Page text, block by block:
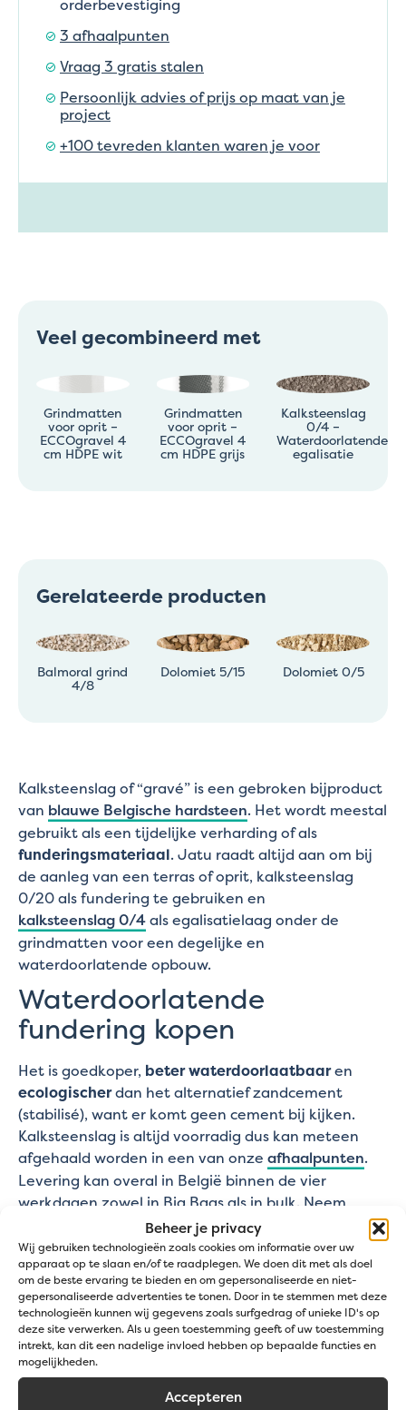
Beheer je privacy
Wij gebruiken technologieën zoals cookies om informatie over uw
apparaat op te slaan en/of te raadplegen. We doen dit met als doel
om de beste ervaring te bieden en om gepersonaliseerde en niet-
gepersonaliseerde advertenties te tonen. Door in te stemmen met deze
technologieën kunnen wij gegevens zoals surfgedrag of unieke ID's op
deze site verwerken. Als u geen toestemming geeft of uw toestemming
intrekt, kan dit een nadelige invloed hebben op bepaalde functies en
mogelijkheden.
Accepteren
orderbevestiging
3 afhaalpunten
Vraag 3 gratis stalen
Persoonlijk advies of prijs op maat van je
project
+100 tevreden klanten waren je voor
Veel gecombineerd met
Grindmatten
voor oprit –
ECCOgravel 4
cm HDPE wit
Grindmatten
voor oprit –
ECCOgravel 4
cm HDPE grijs
Kalksteenslag
0/4 –
Waterdoorlatende
egalisatie
Gerelateerde producten
Balmoral grind
4/8
Dolomiet 5/15 Dolomiet 0/5
Kalksteenslag of “gravé” is een gebroken bijproduct
van blauwe Belgische hardsteen. Het wordt meestal
gebruikt als een tijdelijke verharding of als
funderingsmateriaal. Jatu raadt altijd aan om bij
de aanleg van een terras of oprit, kalksteenslag
0/20 als fundering te gebruiken en
kalksteenslag 0/4als egalisatielaag onder de
grindmatten voor een degelijke en
waterdoorlatende opbouw.
Waterdoorlatende
fundering kopen
Het is goedkoper, beter waterdoorlaatbaaren
ecologischerdan het alternatief zandcement
(stabilisé), want er komt geen cement bij kijken.
Kalksteenslag is altijd voorradig dus kan meteen
afgehaald worden in een van onze afhaalpunten.
Levering kan overal in België binnen de vier
werkdagen zowel in Big Bags als in bulk. Neem
hiervoor contact op met onzeklantendienst
Specificaties
Kleur Grijs
Soortelijke gewicht